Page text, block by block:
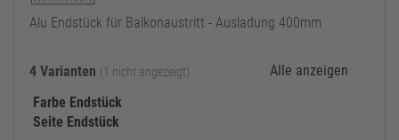
Alu Endstück für Balkonaustritt - Ausladung 400mm
4 Varianten (1 nicht angezeigt)
Alle anzeigen
Farbe Endstück
Seite Endstück